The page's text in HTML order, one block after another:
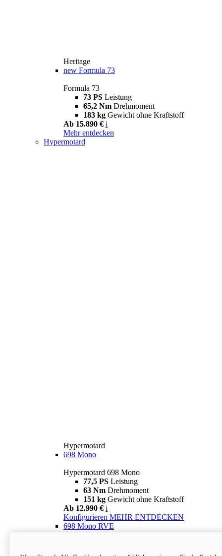
Heritage
new Formula 73
Formula 73
73 PS Leistung
65,2 Nm Drehmoment
183 kg Gewicht ohne Kraftstoff
Ab 15.890 € i
Mehr entdecken
Hypermotard
Hypermotard
698 Mono
Hypermotard 698 Mono
77,5 PS Leistung
63 Nm Drehmoment
151 kg Gewicht ohne Kraftstoff
Ab 12.990 € i
Konfigurieren MEHR ENTDECKEN
698 Mono RVE
77,5 PS
Leistung